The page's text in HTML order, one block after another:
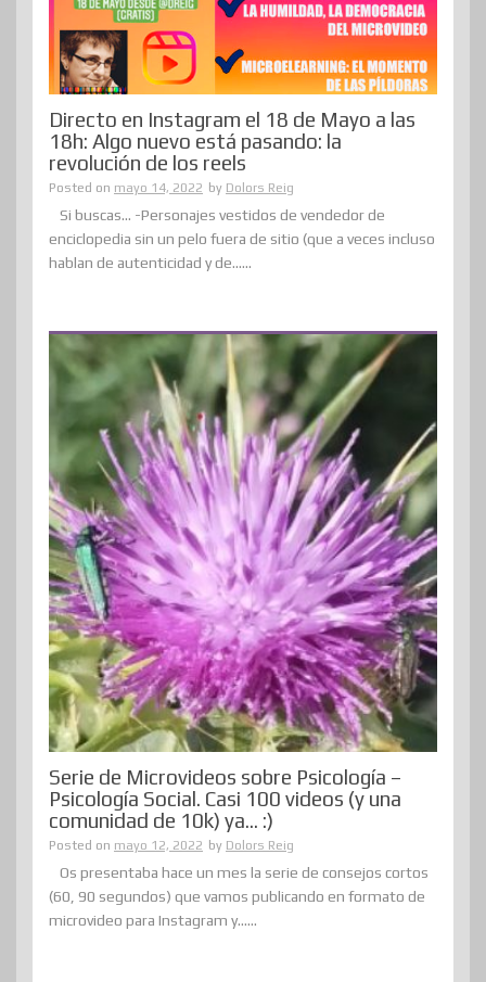
Directo en Instagram el 18 de Mayo a las
18h: Algo nuevo está pasando: la
revolución de los reels
Posted on mayo 14, 2022 by Dolors Reig
Si buscas… -Personajes vestidos de vendedor de
enciclopedia sin un pelo fuera de sitio (que a veces incluso
hablan de autenticidad y de......
Serie de Microvideos sobre Psicología –
Psicología Social. Casi 100 videos (y una
comunidad de 10k) ya… :)
Posted on mayo 12, 2022 by Dolors Reig
Os presentaba hace un mes la serie de consejos cortos
(60, 90 segundos) que vamos publicando en formato de
microvideo para Instagram y......